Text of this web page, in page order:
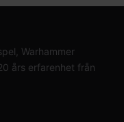
Warhammer
års erfarenhet från